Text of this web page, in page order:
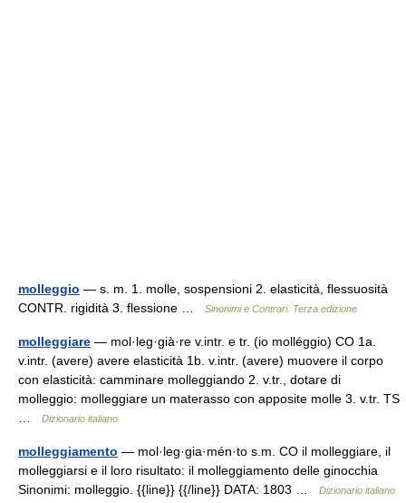
molleggio — s. m. 1. molle, sospensioni 2. elasticità, flessuosità
CONTR. rigidità 3. flessione …
Sinonimi e Contrari. Terza edizione
molleggiare — mol·leg·già·re v.intr. e tr. (io molléggio) CO 1a.
v.intr. (avere) avere elasticità 1b. v.intr. (avere) muovere il corpo
con elasticità: camminare molleggiando 2. v.tr., dotare di
molleggio: molleggiare un materasso con apposite molle 3. v.tr. TS
Dizionario italiano
molleggiamento — mol·leg·gia·mén·to s.m. CO il molleggiare, il
molleggiarsi e il loro risultato: il molleggiamento delle ginocchia
Sinonimi: molleggio. {{line}} {{/line}} DATA: 1803 …
Dizionario italiano